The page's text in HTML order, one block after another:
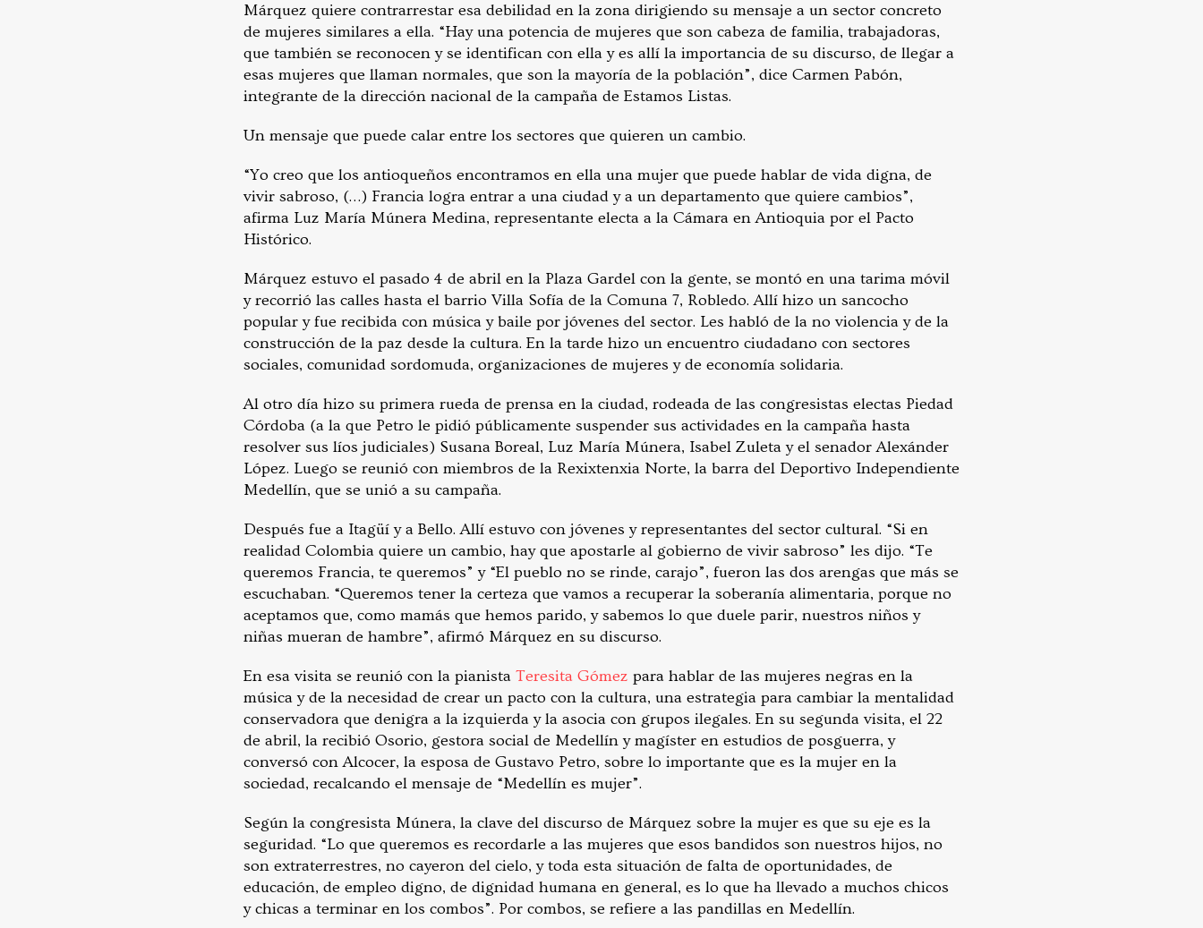
Márquez quiere contrarrestar esa debilidad en la zona dirigiendo su mensaje a un sector concreto
de mujeres similares a ella. “Hay una potencia de mujeres que son cabeza de familia, trabajadoras,
que también se reconocen y se identifican con ella y es allí la importancia de su discurso, de llegar a
esas mujeres que llaman normales, que son la mayoría de la población”, dice Carmen Pabón,
integrante de la dirección nacional de la campaña de Estamos Listas.
Un mensaje que puede calar entre los sectores que quieren un cambio.
“Yo creo que los antioqueños encontramos en ella una mujer que puede hablar de vida digna, de
vivir sabroso, (…) Francia logra entrar a una ciudad y a un departamento que quiere cambios”,
afirma Luz María Múnera Medina, representante electa a la Cámara en Antioquia por el Pacto
Histórico.
Márquez estuvo el pasado 4 de abril en la Plaza Gardel con la gente, se montó en una tarima móvil
y recorrió las calles hasta el barrio Villa Sofía de la Comuna 7, Robledo. Allí hizo un sancocho
popular y fue recibida con música y baile por jóvenes del sector. Les habló de la no violencia y de la
construcción de la paz desde la cultura. En la tarde hizo un encuentro ciudadano con sectores
sociales, comunidad sordomuda, organizaciones de mujeres y de economía solidaria.
Al otro día hizo su primera rueda de prensa en la ciudad, rodeada de las congresistas electas Piedad
Córdoba (a la que Petro le pidió públicamente suspender sus actividades en la campaña hasta
resolver sus líos judiciales) Susana Boreal, Luz María Múnera, Isabel Zuleta y el senador Alexánder
López. Luego se reunió con miembros de la Rexixtenxia Norte, la barra del Deportivo Independiente
Medellín, que se unió a su campaña.
Después fue a Itagüí y a Bello. Allí estuvo con jóvenes y representantes del sector cultural. “Si en
realidad Colombia quiere un cambio, hay que apostarle al gobierno de vivir sabroso” les dijo. “Te
queremos Francia, te queremos” y “El pueblo no se rinde, carajo”, fueron las dos arengas que más se
escuchaban. “Queremos tener la certeza que vamos a recuperar la soberanía alimentaria, porque no
aceptamos que, como mamás que hemos parido, y sabemos lo que duele parir, nuestros niños y
niñas mueran de hambre”, afirmó Márquez en su discurso.
En esa visita se reunió con la pianista Teresita Gómez para hablar de las mujeres negras en la
música y de la necesidad de crear un pacto con la cultura, una estrategia para cambiar la mentalidad
conservadora que denigra a la izquierda y la asocia con grupos ilegales. En su segunda visita, el 22
de abril, la recibió Osorio, gestora social de Medellín y magíster en estudios de posguerra, y
conversó con Alcocer, la esposa de Gustavo Petro, sobre lo importante que es la mujer en la
sociedad, recalcando el mensaje de “Medellín es mujer”.
Según la congresista Múnera, la clave del discurso de Márquez sobre la mujer es que su eje es la
seguridad. “Lo que queremos es recordarle a las mujeres que esos bandidos son nuestros hijos, no
son extraterrestres, no cayeron del cielo, y toda esta situación de falta de oportunidades, de
educación, de empleo digno, de dignidad humana en general, es lo que ha llevado a muchos chicos
y chicas a terminar en los combos”. Por combos, se refiere a las pandillas en Medellín.